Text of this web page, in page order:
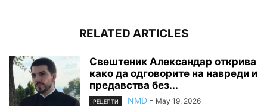
RELATED ARTICLES
Свештеник Александар открива
како да одговорите на навреди и
предавства без...
РЕЦЕПТИ NMD - May 19, 2026